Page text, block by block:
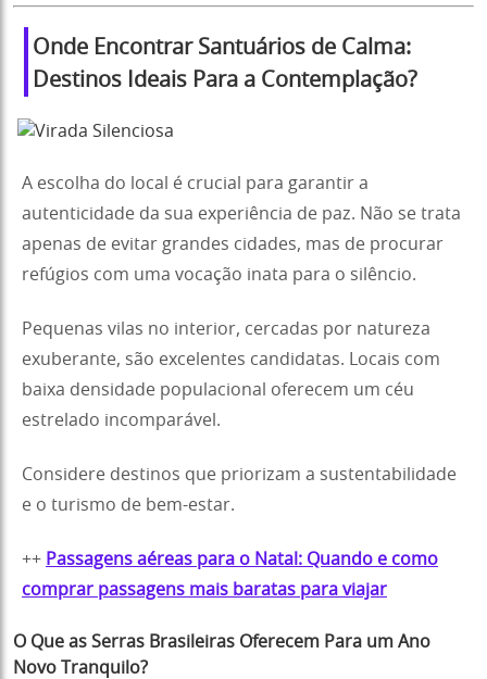
Onde Encontrar Santuários de Calma:
Destinos Ideais Para a Contemplação?
A escolha do local é crucial para garantir a
autenticidade da sua experiência de paz. Não se trata
apenas de evitar grandes cidades, mas de procurar
refúgios com uma vocação inata para o silêncio.
Pequenas vilas no interior, cercadas por natureza
exuberante, são excelentes candidatas. Locais com
baixa densidade populacional oferecem um céu
estrelado incomparável.
Considere destinos que priorizam a sustentabilidade
e o turismo de bem-estar.
++ Passagens aéreas para o Natal: Quando e como
comprar passagens mais baratas para viajar
O Que as Serras Brasileiras Oferecem Para um Ano
Novo Tranquilo?